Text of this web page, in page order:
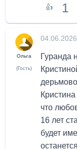
👍 1
Ольга
(Гость)
Гуранда
что
16 лет
будет